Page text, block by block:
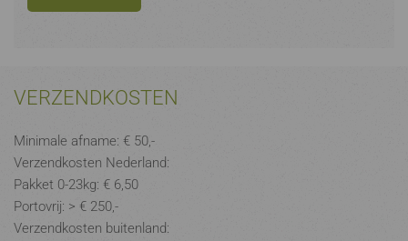
VERZENDKOSTEN
Minimale afname: € 50,-
Verzendkosten Nederland:
Pakket 0-23kg: € 6,50
Portovrij: > € 250,-
Verzendkosten buitenland: